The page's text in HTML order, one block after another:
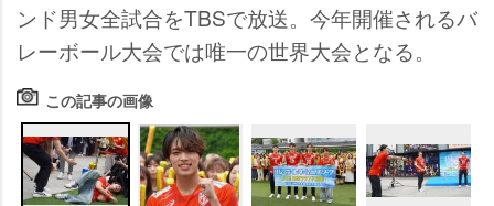
ンド男女全試合をTBSで放送。今年開催されるバ
レーボール大会では唯一の世界大会となる。
この記事の画像